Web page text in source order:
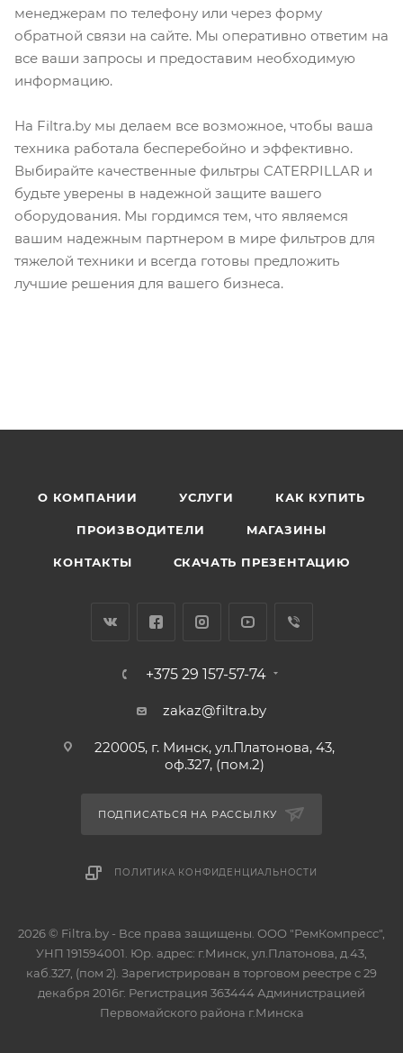
менеджерам по телефону или через форму
обратной связи на сайте. Мы оперативно ответим на
все ваши запросы и предоставим необходимую
информацию.
На Filtra.by мы делаем все возможное, чтобы ваша
техника работала бесперебойно и эффективно.
Выбирайте качественные фильтры CATERPILLAR и
будьте уверены в надежной защите вашего
оборудования. Мы гордимся тем, что являемся
вашим надежным партнером в мире фильтров для
тяжелой техники и всегда готовы предложить
лучшие решения для вашего бизнеса.
О КОМПАНИИ УСЛУГИ КАК КУПИТЬ
ПРОИЗВОДИТЕЛИ МАГАЗИНЫ
КОНТАКТЫ СКАЧАТЬ ПРЕЗЕНТАЦИЮ
+375 29 157-57-74
zakaz@filtra.by
220005, г. Минск, ул.Платонова, 43,
оф.327, (пом.2)
ПОДПИСАТЬСЯ НА РАССЫЛКУ
ПОЛИТИКА КОНФИДЕНЦИАЛЬНОСТИ
2026 © Filtra.by - Все права защищены. ООО "РемКомпресс",
УНП 191594001. Юр. адрес: г.Минск, ул.Платонова, д.43,
каб.327, (пом 2). Зарегистрирован в торговом реестре с 29
декабря 2016г. Регистрация 363444 Администрацией
Первомайского района г.Минска